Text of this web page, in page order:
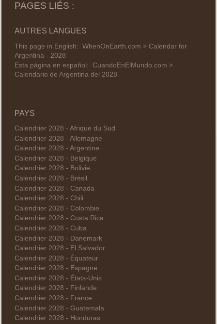
PAGES LIÉS :
AUTRES LANGUES
This page in English: WhenOnEarth.com > Calendar for
Argentina - 2028
Esta página en español: CuandoEnElMundo.com >
Calendario de Argentina del 2028
PAYS
Calendrier 2028 - Afrique du Sud
Calendrier 2028 - Allemagne
Calendrier 2028 - Argentine
Calendrier 2028 - Belgique
Calendrier 2028 - Bolivie
Calendrier 2028 - Brésil
Calendrier 2028 - Canada
Calendrier 2028 - Chili
Calendrier 2028 - Colombie
Calendrier 2028 - Costa Rica
Calendrier 2028 - Cuba
Calendrier 2028 - Danemark
Calendrier 2028 - El Salvador
Calendrier 2028 - Équateur
Calendrier 2028 - Espagne
Calendrier 2028 - États-Unis
Calendrier 2028 - Finlande
Calendrier 2028 - France
Calendrier 2028 - Guatemala
Calendrier 2028 - Honduras